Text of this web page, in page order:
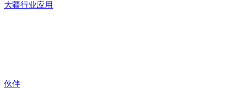
大疆行业应用
伙伴